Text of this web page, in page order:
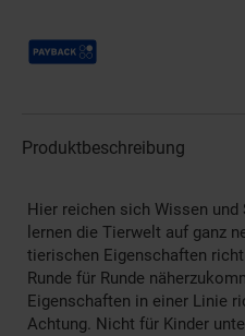
Payback Punkte
Produktbeschreibung
Hier reichen sich Wissen und
lernen die Tierwelt auf ganz
tierischen Eigenschaften
Runde für Runde
Eigenschaften in einer Linie
Achtung. Nicht für Kinder